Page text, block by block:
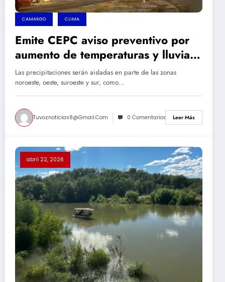
CAMARGO CLIMA
Emite CEPC aviso preventivo por
aumento de temperaturas y lluvias
durante las próximas horas
Las precipitaciones serán aisladas en parte de las zonas
noroeste, oeste, suroeste y sur, como…
Tuvoznoticias8@gmail.com 0 Comentarios Leer Más
abril 22, 2026